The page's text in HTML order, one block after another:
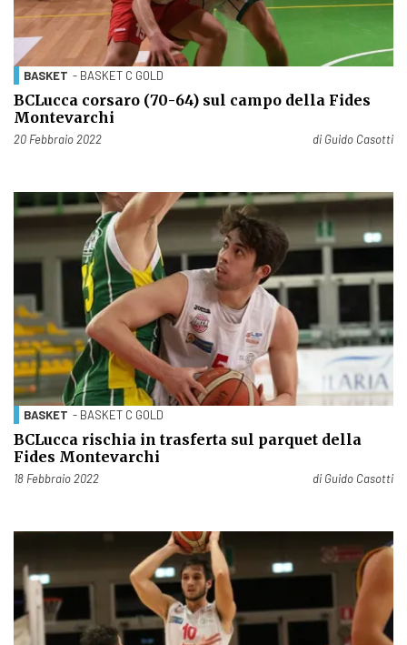
BASKET - BASKET C GOLD
BCLucca corsaro (70-64) sul campo della Fides
Montevarchi
Pubblicato il
20 Febbraio 2022 di Guido Casotti
BASKET - BASKET C GOLD
BCLucca rischia in trasferta sul parquet della
Fides Montevarchi
Pubblicato il
18 Febbraio 2022 di Guido Casotti